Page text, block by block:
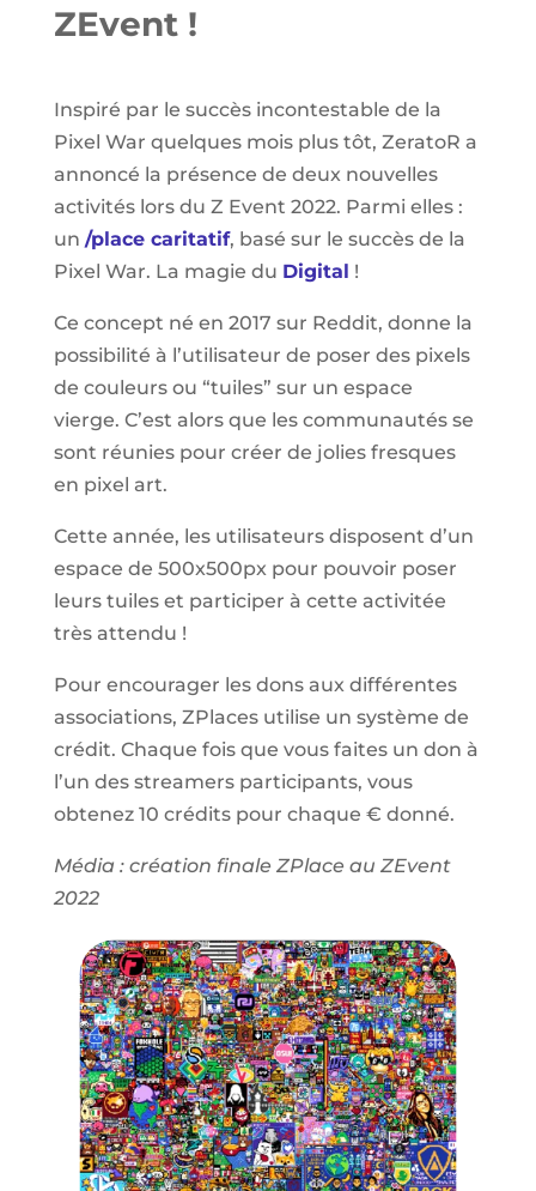
ZEvent !
Inspiré par le succès incontestable de la
Pixel War quelques mois plus tôt, ZeratoR a
annoncé la présence de deux nouvelles
activités lors du Z Event 2022. Parmi elles :
un /place caritatif, basé sur le succès de la
Pixel War. La magie du Digital !
Ce concept né en 2017 sur Reddit, donne la
possibilité à l’utilisateur de poser des pixels
de couleurs ou “tuiles” sur un espace
vierge. C’est alors que les communautés se
sont réunies pour créer de jolies fresques
en pixel art.
Cette année, les utilisateurs disposent d’un
espace de 500x500px pour pouvoir poser
leurs tuiles et participer à cette activitée
très attendu !
Pour encourager les dons aux différentes
associations, ZPlaces utilise un système de
crédit. Chaque fois que vous faites un don à
l’un des streamers participants, vous
obtenez 10 crédits pour chaque € donné.
Média : création finale ZPlace au ZEvent
2022